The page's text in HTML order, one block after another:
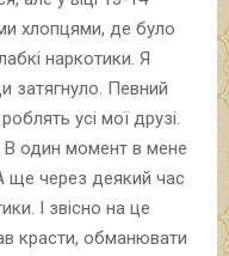
хлопцями, де було
наркотики. Я
затягнуло. Певний
усі мої друзі.
В один момент в мене
ще через деякий час
І звісно на це
красти, обманювати